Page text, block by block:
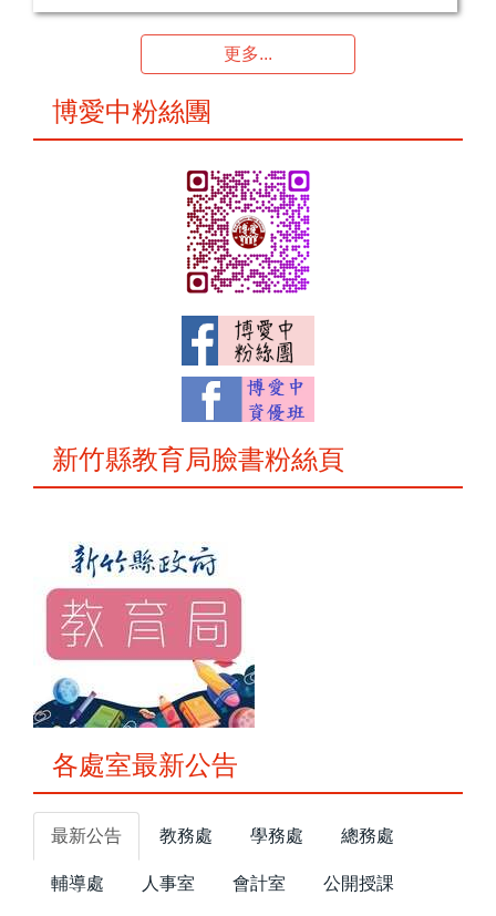
更多...
博愛中粉絲團
新竹縣教育局臉書粉絲頁
各處室最新公告
最新公告 教務處 學務處 總務處
輔導處 人事室 會計室 公開授課